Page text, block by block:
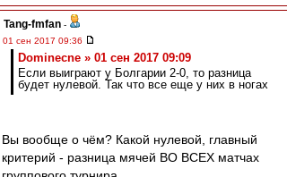
Tang-fmfan -
01 сен 2017 09:36
Dominecne » 01 сен 2017 09:09
Если выиграют у Болгарии 2-0, то разница
будет нулевой. Так что все еще у них в ногах
Вы вообще о чём? Какой нулевой, главный
критерий - разница мячей ВО ВСЕХ матчах